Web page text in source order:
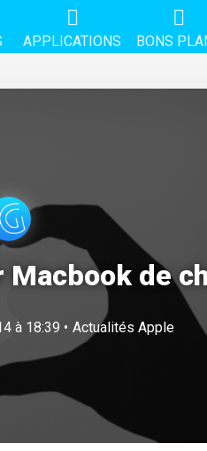
APPLICATIONS BONS
de
à 18:39 • Actualités Apple